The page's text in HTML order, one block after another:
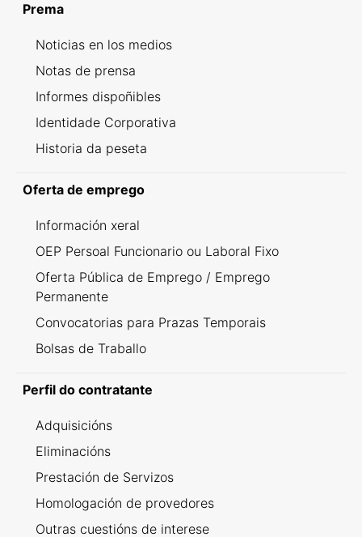
Prema
Noticias en los medios
Notas de prensa
Informes dispoñibles
Identidade Corporativa
Historia da peseta
Oferta de emprego
Información xeral
OEP Persoal Funcionario ou Laboral Fixo
Oferta Pública de Emprego / Emprego
Permanente
Convocatorias para Prazas Temporais
Bolsas de Traballo
Perfil do contratante
Adquisicións
Eliminacións
Prestación de Servizos
Homologación de provedores
Outras cuestións de interese